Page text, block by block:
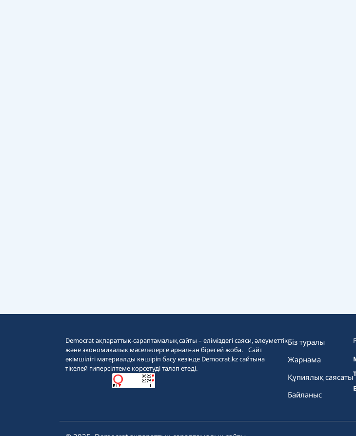
Democrat ақпараттық-сараптамалық сайты – еліміздегі саяси, әлеуметтік
және экономикалық мәселелерге арналған бірегей жоба. Сайт
әкімшілігі материалды көшіріп басу кезінде Democrat.kz сайтына
тікелей гиперсілтеме көрсетуді талап етеді.
Біз туралы
Жарнама
Құпиялық саясаты
Байланыс